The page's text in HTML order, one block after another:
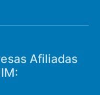
Afiliadas